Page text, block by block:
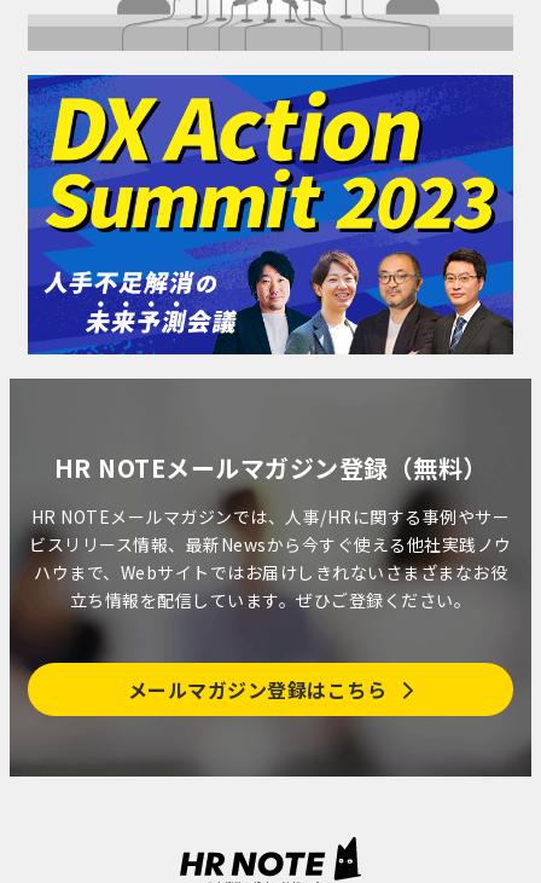
HR NOTEメールマガジン登録（無料）
HR NOTEメールマガジンでは、人事/HRに関する事例やサー
ビスリリース情報、最新Newsから今すぐ使える他社実践ノウ
ハウまで、Webサイトではお届けしきれないさまざまなお役
立ち情報を配信しています。ぜひご登録ください。
メールマガジン登録はこちら